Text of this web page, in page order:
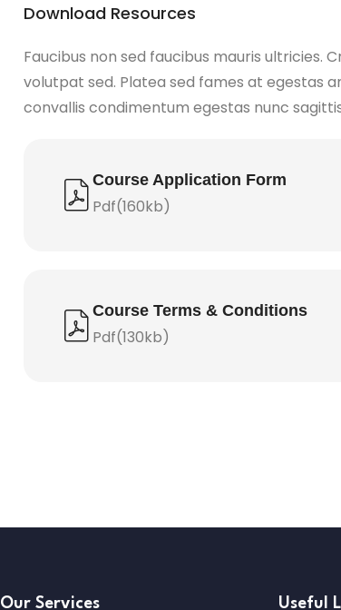
Download Resources
Faucibus non sed faucibus mauris ultricies.
volutpat sed. Platea sed fames at egestas
convallis condimentum egestas nunc
Course Application Form
Pdf(160kb)
Course Terms & Conditions
Pdf(130kb)
Our Services Useful